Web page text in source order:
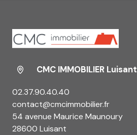
CMC IMMOBILIER Luisant
02.37.90.40.40
contact@cmcimmobilier.fr
54 avenue Maurice Maunoury
28600 Luisant